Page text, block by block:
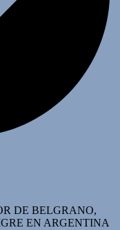
DE BELGRANO,
EN ARGENTINA